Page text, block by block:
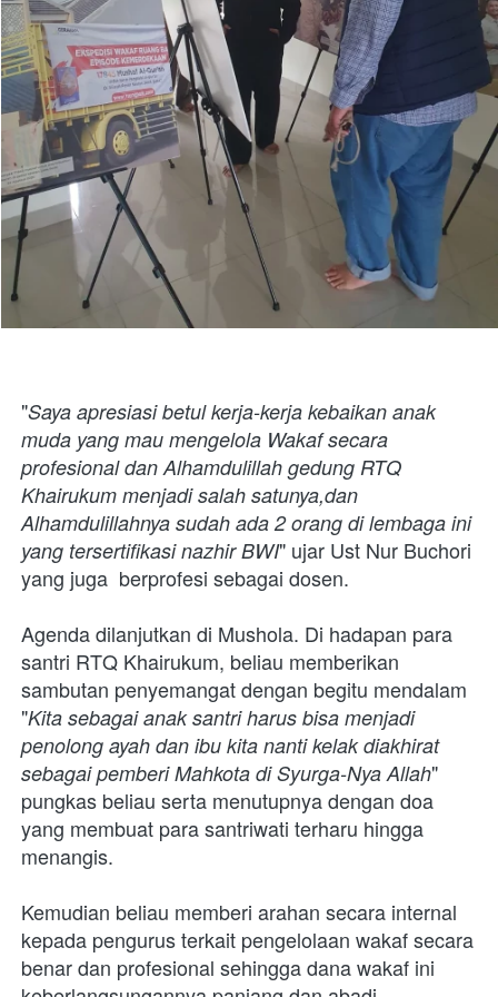
"Saya apresiasi betul kerja-kerja kebaikan anak
muda yang mau mengelola Wakaf secara
profesional dan Alhamdulillah gedung RTQ
Khairukum menjadi salah satunya,dan
Alhamdulillahnya sudah ada 2 orang di lembaga ini
yang tersertifikasi nazhir BWI" ujar Ust Nur Buchori
yang juga  berprofesi sebagai dosen.
Agenda dilanjutkan di Mushola. Di hadapan para
santri RTQ Khairukum, beliau memberikan
sambutan penyemangat dengan begitu mendalam
"Kita sebagai anak santri harus bisa menjadi
penolong ayah dan ibu kita nanti kelak diakhirat
sebagai pemberi Mahkota di Syurga-Nya Allah"
pungkas beliau serta menutupnya dengan doa
yang membuat para santriwati terharu hingga
menangis.
Kemudian beliau memberi arahan secara internal
kepada pengurus terkait pengelolaan wakaf secara
benar dan profesional sehingga dana wakaf ini